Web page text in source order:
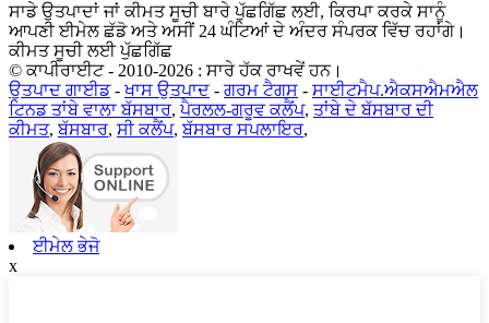
ਸਾਡੇ ਉਤਪਾਦਾਂ ਜਾਂ ਕੀਮਤ ਸੂਚੀ ਬਾਰੇ ਪੁੱਛਗਿੱਛ ਲਈ, ਕਿਰਪਾ ਕਰਕੇ ਸਾਨੂੰ
ਆਪਣੀ ਈਮੇਲ ਛੱਡੋ ਅਤੇ ਅਸੀਂ 24 ਘੰਟਿਆਂ ਦੇ ਅੰਦਰ ਸੰਪਰਕ ਵਿੱਚ ਰਹਾਂਗੇ।
ਕੀਮਤ ਸੂਚੀ ਲਈ ਪੁੱਛਗਿੱਛ
© ਕਾਪੀਰਾਈਟ - 2010-2026 : ਸਾਰੇ ਹੱਕ ਰਾਖਵੇਂ ਹਨ।
ਉਤਪਾਦ ਗਾਈਡ-ਖਾਸ ਉਤਪਾਦ - ਗਰਮ ਟੈਗਸ - ਸਾਈਟਮੈਪ.ਐਕਸਐਮਐਲ
ਟਿਨਡ ਤਾਂਬੇ ਵਾਲਾ ਬੱਸਬਾਰ,ਪੈਰਲਲ-ਗਰੂਵ ਕਲੈਂਪ, ਤਾਂਬੇ ਦੇ ਬੱਸਬਾਰ ਦੀ
ਕੀਮਤ,ਬੱਸਬਾਰ, ਸੀ ਕਲੈਂਪ,ਬੱਸਬਾਰ ਸਪਲਾਇਰ,
ਈਮੇਲ ਭੇਜੋ
x